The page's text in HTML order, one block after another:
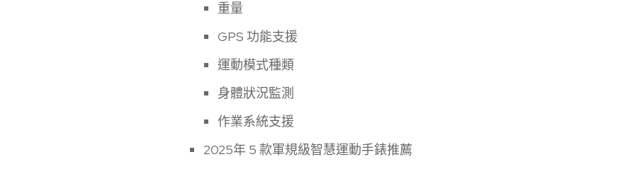
重量
GPS 功能支援
運動模式種類
身體狀況監測
作業系統支援
2025年 5 款軍規級智慧運動手錶推薦